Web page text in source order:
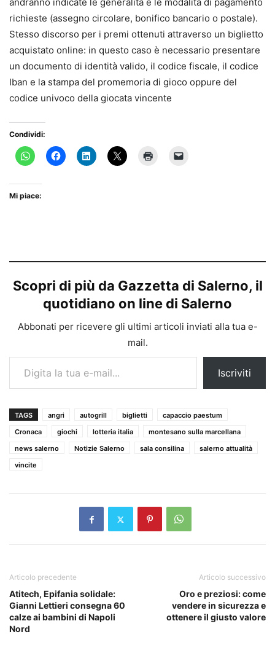
richieste (assegno circolare, bonifico bancario o postale).
Stesso discorso per i premi ottenuti attraverso un biglietto
acquistato online: in questo caso è necessario presentare
un documento di identità valido, il codice fiscale, il codice
Iban e la stampa del promemoria di gioco oppure del
codice univoco della giocata vincente
Condividi:
Mi piace:
Scopri di più da Gazzetta di Salerno, il
quotidiano on line di Salerno
Abbonati per ricevere gli ultimi articoli inviati alla tua e-
mail.
Digita la tua e-mail...
Iscriviti
TAGS angri autogrill biglietti
capaccio paestum
Cronaca
giochi lotteria italia
montesano sulla marcellana
news salerno
Notizie Salerno sala consilina
salerno attualità
vincite
Articolo precedente
Atitech, Epifania solidale:
Gianni Lettieri consegna 60
calze ai bambini di Napoli
Nord
Articolo successivo
Oro e preziosi: come
vendere in sicurezza e
ottenere il giusto valore